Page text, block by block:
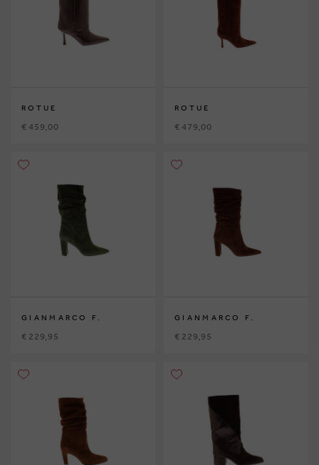
ROTUE
€ 459,00
ROTUE
€ 479,00
GIANMARCO F.
€ 229,95
GIANMARCO F.
€ 229,95